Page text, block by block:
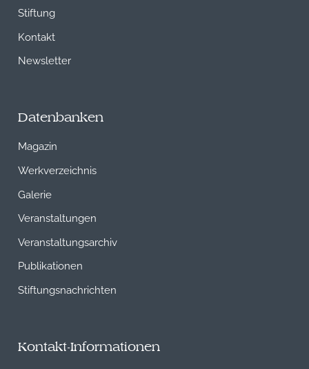
Stiftung
Kontakt
Newsletter
Datenbanken
Magazin
Werkverzeichnis
Galerie
Veranstaltungen
Veranstaltungsarchiv
Publikationen
Stiftungsnachrichten
Kontakt-Informationen